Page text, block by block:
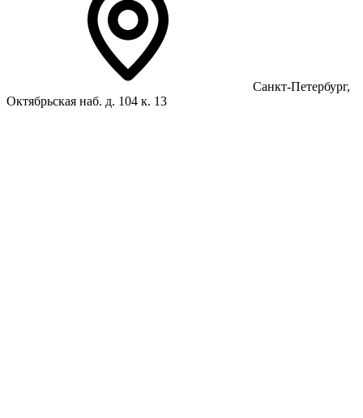
Санкт-Петербург,
Октябрьская наб. д. 104 к. 13